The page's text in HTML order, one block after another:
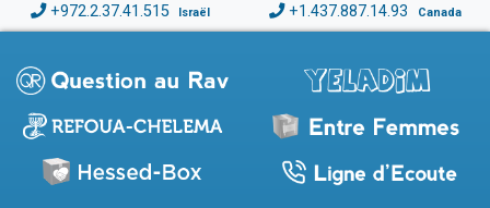
+972.2.37.41.515 Israël +1.437.887.14.93 Canada